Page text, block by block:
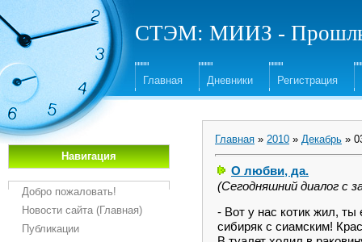
СТЭМ: МИИЗ -
Главная Дневники Регистрация
Навигация
Добро пожаловать!
Новости сайта (Главная)
Публикации
Главная » 2010 » Декабрь »
О любви, да.
(Сегодняшний диалог с
- Вот у нас котик жил, ты
сибиряк с сиамским!